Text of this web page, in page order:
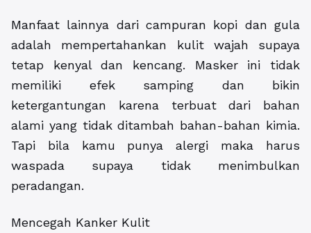
Manfaat lainnya dari campuran kopi dan gula
adalah mempertahankan kulit wajah supaya
tetap kenyal dan kencang. Masker ini tidak
memiliki efek samping dan bikin
ketergantungan karena terbuat dari bahan
alami yang tidak ditambah bahan-bahan kimia.
Tapi bila kamu punya alergi maka harus
waspada supaya tidak menimbulkan
peradangan.
Mencegah Kanker Kulit